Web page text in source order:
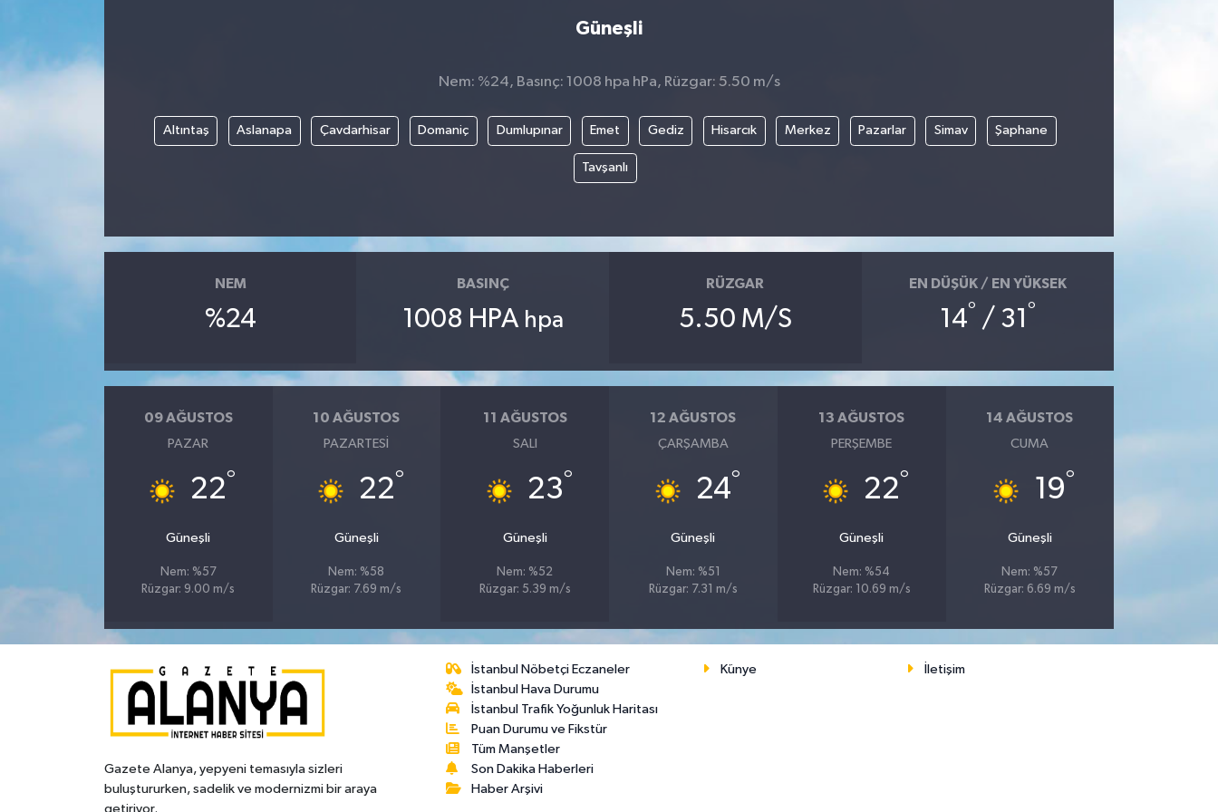
Güneşli
Nem: %24, Basınç: 1008 hpa hPa, Rüzgar: 5.50 m/s
Altıntaş Aslanapa Çavdarhisar Domaniç Dumlupınar Emet Gediz Hisarcık Merkez Pazarlar Simav Şaphane
Tavşanlı
NEM
%24
BASINÇ
1008 HPA hpa
RÜZGAR
5.50 M/S
EN DÜŞÜK / EN YÜKSEK
14° / 31°
09 AĞUSTOS
PAZAR
22°
Güneşli
Nem: %57
Rüzgar: 9.00 m/s
10 AĞUSTOS
PAZARTESI
22°
Güneşli
Nem: %58
Rüzgar: 7.69 m/s
11 AĞUSTOS
SALI
23°
Güneşli
Nem: %52
Rüzgar: 5.39 m/s
12 AĞUSTOS
ÇARŞAMBA
24°
Güneşli
Nem: %51
Rüzgar: 7.31 m/s
13 AĞUSTOS
PERŞEMBE
22°
Güneşli
Nem: %54
Rüzgar: 10.69 m/s
14 AĞUSTOS
CUMA
19°
Güneşli
Nem: %57
Rüzgar: 6.69 m/s
Gazete Alanya, yepyeni temasıyla sizleri
buluştururken, sadelik ve modernizmi bir araya
getiriyor.
İstanbul Nöbetçi Eczaneler
İstanbul Hava Durumu
İstanbul Trafik Yoğunluk Haritası
Puan Durumu ve Fikstür
Tüm Manşetler
Son Dakika Haberleri
Haber Arşivi
Künye İletişim